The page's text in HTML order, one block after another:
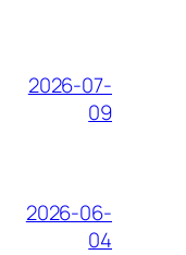
2026-07-
09
2026-06-
04